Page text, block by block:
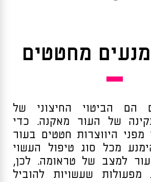
מחטטים
הם הביטוי החיצוני של
של העור מאקנה. כדי
מפני היווצרות חטטים בעור
מכל סוג טיפול העשוי
למצב של טראומה. לכן,
מפעולות שעשויות להוביל